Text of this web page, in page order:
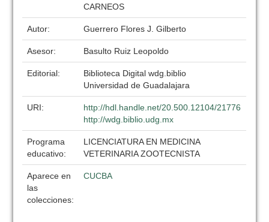
CARNEOS
Autor: Guerrero Flores J. Gilberto
Asesor: Basulto Ruiz Leopoldo
Editorial:
Biblioteca Digital wdg.biblio
Universidad de Guadalajara
URI:
http://hdl.handle.net/20.500.12104/21776
http://wdg.biblio.udg.mx
Programa
educativo:
LICENCIATURA EN MEDICINA
VETERINARIA ZOOTECNISTA
Aparece en
las
colecciones:
CUCBA